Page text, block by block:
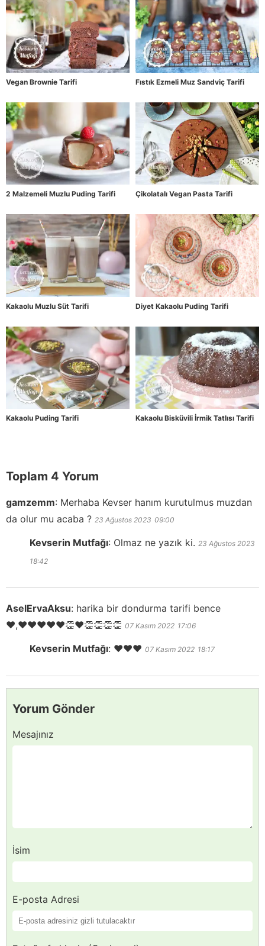
Vegan Brownie Tarifi Fıstık Ezmeli Muz Sandviç Tarifi
2 Malzemeli Muzlu Puding Tarifi Çikolatalı Vegan Pasta Tarifi
Kakaolu Muzlu Süt Tarifi Diyet Kakaolu Puding Tarifi
Kakaolu Puding Tarifi Kakaolu Bisküvili İrmik Tatlısı Tarifi
Toplam 4 Yorum
gamzemm: Merhaba Kevser hanım kurutulmus muzdan
da olur mu acaba ? 23 Ağustos 2023 09:00
Kevserin Mutfağı: Olmaz ne yazık ki. 23 Ağustos 2023
18:42
AselErvaAksu: harika bir dondurma tarifi bence
❤️,♥️♥️♥️♥️♥️👏❤️👏👏👏👏 07 Kasım 2022 17:06
Kevserin Mutfağı: ❤️❤️❤️ 07 Kasım 2022 18:17
Yorum Gönder
Mesajınız
İsim
E-posta Adresi